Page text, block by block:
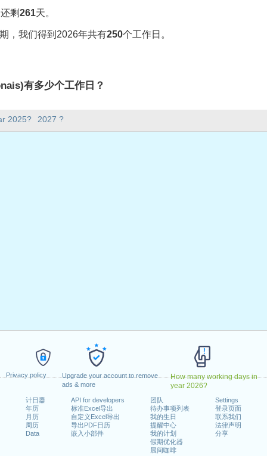
Privacy policy
Upgrade your account to remove
ads & more
How many working days in
year 2026?
计日器
年历
月历
周历
Data
API for developers
标准Excel导出
自定义Excel导出
导出PDF日历
嵌入小部件
团队
待办事项列表
我的生日
提醒中心
我的计划
假期优化器
晨间咖啡
Settings
登录页面
联系我们
法律声明
分享
2025? 2027 ?
剩261天。
，我们得到2026年共有250个工作日。
有多少个工作日？
9月7日星期一
年10月12日星期一
Negra : 2026年11月20日星期五